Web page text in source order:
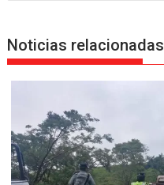
Noticias relacionadas